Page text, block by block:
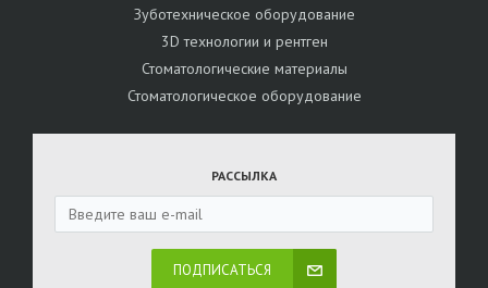
Зуботехническое оборудование
3D технологии и рентген
Стоматологические материалы
Стоматологическое оборудование
РАССЫЛКА
ПОДПИСАТЬСЯ